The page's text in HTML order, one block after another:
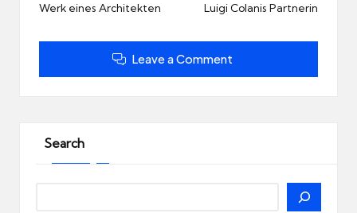
Werk eines Architekten
Luigi Colanis Partnerin
Leave a Comment
Search